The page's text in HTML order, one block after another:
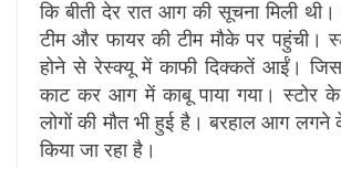
कि बीती देर रात आग की सूचना मिली
टीम और फायर की टीम मौके पर पहुंची।
होने से रेस्क्यू में काफी दिक्कतें आईं।
काट कर आग में काबू पाया गया। स्टोर
लोगों की मौत भी हुई है। बरहाल आग लगने
किया जा रहा है।